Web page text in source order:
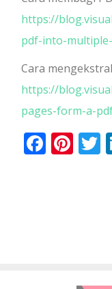
https://
pdf-into-
Cara
https://
pages-form-a-